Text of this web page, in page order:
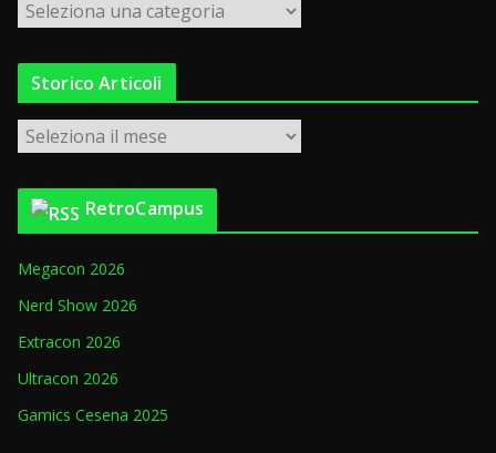
t
g
e
Storico Articoli
o
c
o
r
t
i
RetroCampus
Megacon 2026
Nerd Show 2026
Extracon 2026
Ultracon 2026
Gamics Cesena 2025